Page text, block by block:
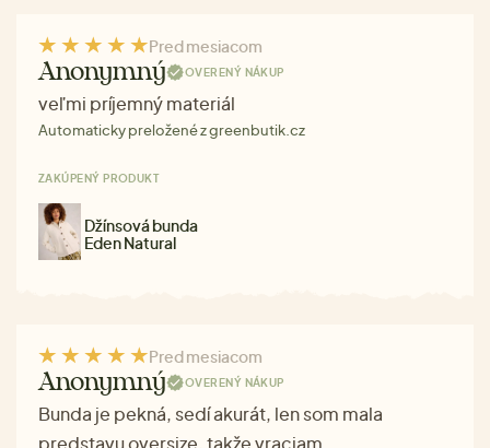
Pred mesiacom
Anonymný OVERENÝ NÁKUP
veľmi príjemný materiál
Automaticky preložené z greenbutik.cz
ZAKÚPENÝ PRODUKT
Džínsová bunda
Eden Natural
Pred mesiacom
Anonymný OVERENÝ NÁKUP
Bunda je pekná, sedí akurát, len som mala
predstavu oversize, takže vraciam.